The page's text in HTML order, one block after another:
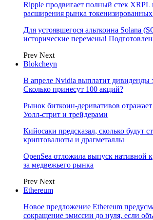
Ripple продвигает полный стек XRPL
расширения рынка токенизированных
Для устоявшегося альткоина Solana
исторические перемены!
Prev Next
Blokcheyn
В апреле Nvidia выплатит дивиденды
Сколько принесут 100 акций?
Рынок биткоин-деривативов
Уолл-стрит и трейдерами
Кийосаки предсказал, сколько будут
криптовалюты и драгметаллы
OpenSea отложила выпуск нативной
за медвежьего рынка
Prev Next
Ethereum
Новое предложение Ethereum
сокращение эмиссии до нуля, если